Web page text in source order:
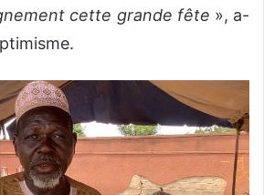
cette grande fête », a-